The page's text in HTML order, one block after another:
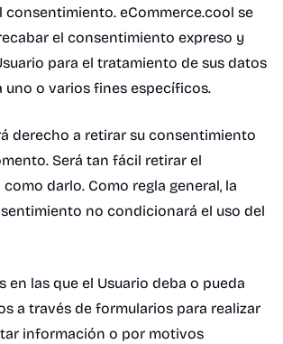
consentimiento. eCommerce.cool se
el consentimiento expreso y
para el tratamiento de sus datos
uno o varios fines específicos.
derecho a retirar su consentimiento
Será tan fácil retirar el
darlo. Como regla general, la
no condicionará el uso del
en las que el Usuario deba o pueda
a través de formularios para realizar
información o por motivos